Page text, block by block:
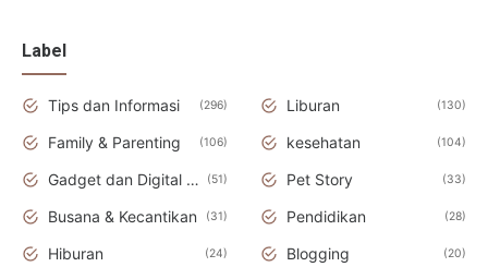
Label
Tips dan Informasi 296 Liburan 130
Family & Parenting 106 kesehatan 104
Gadget dan Digital Teknologi 51 Pet Story 33
Busana & Kecantikan 31 Pendidikan 28
Hiburan 24 Blogging 20